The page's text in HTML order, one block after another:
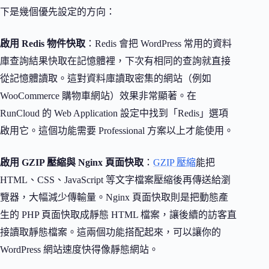
下是幾個優先設定的方向：
啟用 Redis 物件快取 ：Redis 會把 WordPress 常用的資料
庫查詢結果快取在記憶體裡，下次有相同的查詢就直接
從記憶體讀取。這對資料庫讀取密集的網站（例如
WooCommerce 購物車網站）效果非常顯著。在
RunCloud 的 Web Application 設定中找到「Redis」選項
啟用它。這個功能需要 Professional 方案以上才能使用。
啟用 GZIP 壓縮與 Nginx 頁面快取 ： GZIP 壓縮能把
HTML、CSS、JavaScript 等文字檔案壓縮後再傳送給瀏
覽器，大幅減少傳輸量。Nginx 頁面快取則是把動態產
生的 PHP 頁面快取成靜態 HTML 檔案，讓後續的訪客直
接讀取靜態檔案。這兩個功能搭配起來，可以讓你的
WordPress 網站速度快得像靜態網站。